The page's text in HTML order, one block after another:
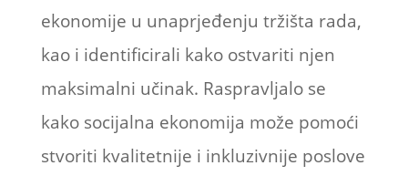
ekonomije u unaprjeđenju tržišta rada,
kao i identificirali kako ostvariti njen
maksimalni učinak. Raspravljalo se
kako socijalna ekonomija može pomoći
stvoriti kvalitetnije i inkluzivnije poslove